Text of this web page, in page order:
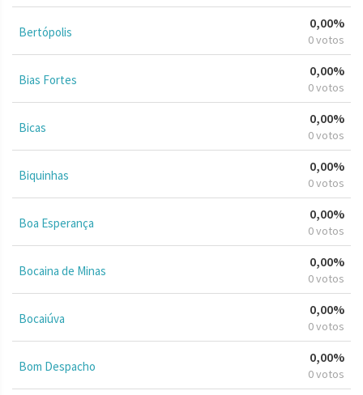
Bertópolis
0,00%
0 votos
Bias Fortes
0,00%
0 votos
Bicas
0,00%
0 votos
Biquinhas
0,00%
0 votos
Boa Esperança
0,00%
0 votos
Bocaina de Minas
0,00%
0 votos
Bocaiúva
0,00%
0 votos
Bom Despacho
0,00%
0 votos